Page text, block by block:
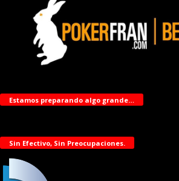
Estamos preparando algo grande…
Sin Efectivo, Sin Preocupaciones.